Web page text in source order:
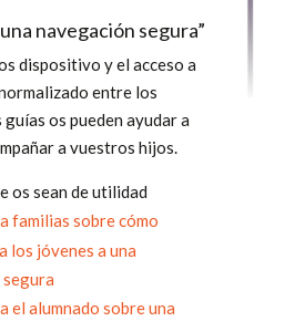
navegación segura”
dispositivo y el acceso a
entre los
os pueden ayudar a
a vuestros hijos.
os sean de utilidad
familias sobre cómo
los jóvenes a una
el alumnado sobre una